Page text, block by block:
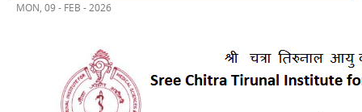
MON, 09 - FEB - 2026